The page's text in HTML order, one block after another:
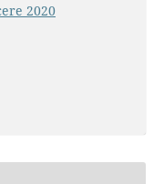
2020